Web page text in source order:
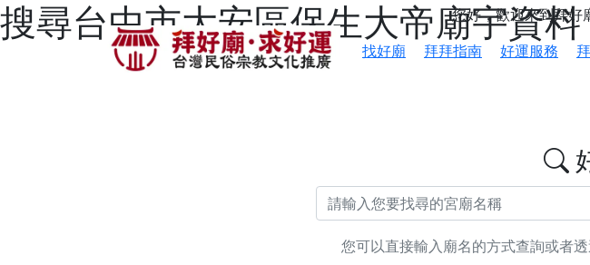
搜尋台中市大安區保生大帝廟宇資
您好，歡迎來到拜
找好廟
拜拜指南 好運服務
您可以直接輸入廟名的方式查詢或者
感謝 【新竹縣新豐鄉 池和宮】 贊助支持我們推